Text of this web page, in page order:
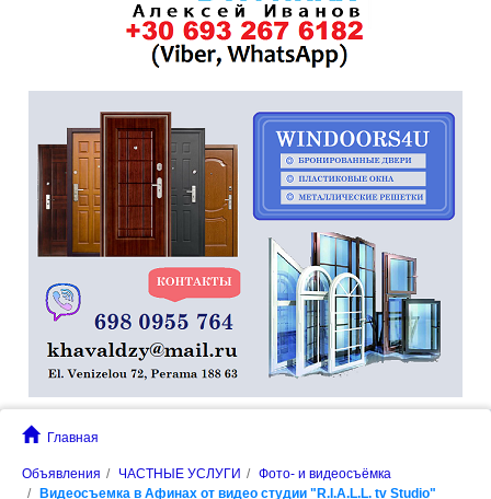
Главная
Объявления ЧАСТНЫЕ УСЛУГИ
Фото- и видеосъёмка
Видеосъемка в Афинах от видео студии "R.I.A.L.L. tv Studio"